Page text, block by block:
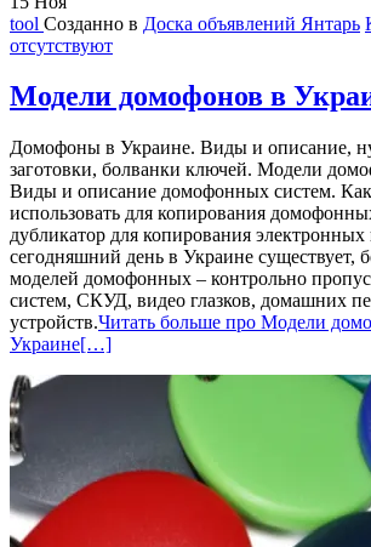
tool Созданно в Доска объявлений Янтарь
отсутствуют
Модели домофонов в
Домофоны в Украине. Виды и описание,
заготовки, болванки ключей. Модели
Виды и описание домофонных систем.
использовать для копирования
дубликатор для копирования
сегодняшний день в Украине существует,
моделей домофонных – контрольно
систем, СКУД, видео глазков, домашних
устройств.Читать больше про Модели
Украине[…]